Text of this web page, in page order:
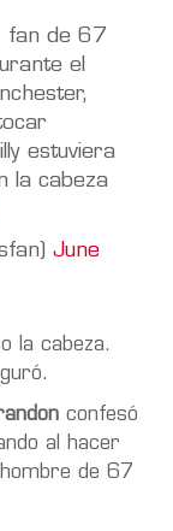
fan de 67
el
estuviera
la cabeza
June
la cabeza.
confesó
al hacer
de 67